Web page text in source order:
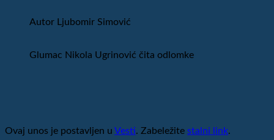
Autor Ljubomir Simović
Glumac Nikola Ugrinović čita odlomke
Ovaj unos je postavljen u Vesti. Zabeležite stalni link.